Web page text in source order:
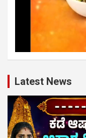
Latest News